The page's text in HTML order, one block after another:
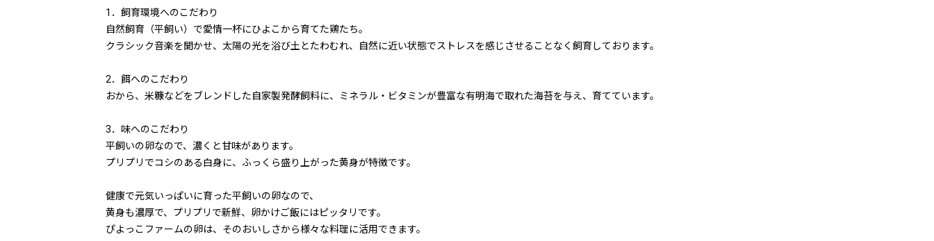
1．飼育環境へのこだわり
自然飼育（平飼い）で愛情一杯にひよこから育てた鶏たち。
クラシック音楽を聞かせ、太陽の光を浴び土とたわむれ、自然に近い状態でストレスを感じさせることなく飼育しております。
2．餌へのこだわり
おから、米糠などをブレンドした自家製発酵飼料に、ミネラル・ビタミンが豊富な有明海で取れた海苔を与え、育てています。
3．味へのこだわり
平飼いの卵なので、濃くと甘味があります。
プリプリでコシのある白身に、ふっくら盛り上がった黄身が特徴です。
健康で元気いっぱいに育った平飼いの卵なので、
黄身も濃厚で、プリプリで新鮮、卵かけご飯にはピッタリです。
ぴよっこファームの卵は、そのおいしさから様々な料理に活用できます。